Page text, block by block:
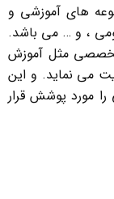
های آموزشی و
، و … می باشد.
تخصصی مثل آموزش
می نماید. و این
را مورد پوشش قرار